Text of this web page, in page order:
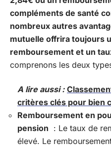
compléments de santé
nombreux autres
mutuelle offrira toujours
remboursement et un
comprenons les deux
A lire aussi :
critères clés pour bien
Remboursement en
pension : Le taux de
élevé. Le